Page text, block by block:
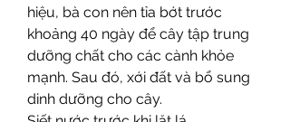
hiệu, bà con nên tỉa bớt trước
khoảng 40 ngày để cây tập trung
dưỡng chất cho các cành khỏe
mạnh. Sau đó, xới đất và bổ sung
dinh dưỡng cho cây.